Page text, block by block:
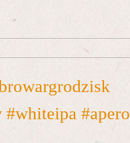
#apero